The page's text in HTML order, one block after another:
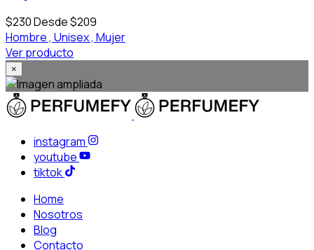
$230Desde $209
Hombre , Unisex , Mujer
Ver producto
×
instagram
youtube
tiktok
Home
Nosotros
Blog
Contacto